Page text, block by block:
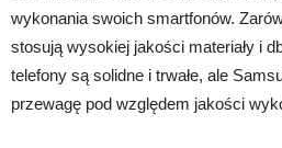
wykonania swoich smartfonów.
stosują wysokiej jakości materiały i
telefony są solidne i trwałe, ale
przewagę pod względem jakości